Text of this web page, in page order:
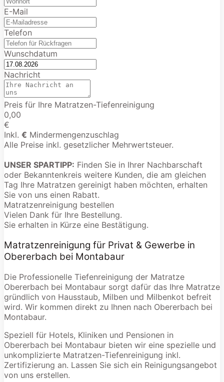
E-Mail
Telefon
Wunschdatum
Nachricht
Preis für Ihre Matratzen-Tiefenreinigung
0,00
€
Inkl. € Mindermengenzuschlag
Alle Preise inkl. gesetzlicher Mehrwertsteuer.
UNSER SPARTIPP: Finden Sie in Ihrer Nachbarschaft
oder Bekanntenkreis weitere Kunden, die am gleichen
Tag Ihre Matratzen gereinigt haben möchten, erhalten
Sie von uns einen Rabatt.
Matratzenreinigung bestellen
Vielen Dank für Ihre Bestellung.
Sie erhalten in Kürze eine Bestätigung.
Matratzenreinigung für Privat & Gewerbe in
Obererbach bei Montabaur
Die Professionelle Tiefenreinigung der Matratze
Obererbach bei Montabaur sorgt dafür das Ihre Matratze
gründlich von Hausstaub, Milben und Milbenkot befreit
wird. Wir kommen direkt zu Ihnen nach Obererbach bei
Montabaur.
Speziell für Hotels, Kliniken und Pensionen in
Obererbach bei Montabaur bieten wir eine spezielle und
unkomplizierte Matratzen-Tiefenreinigung inkl.
Zertifizierung an. Lassen Sie sich ein Reinigungsangebot
von uns erstellen.